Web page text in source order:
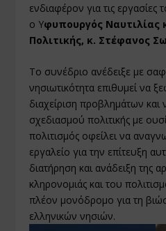
ενδιαφέρον για τις εργασίες
ο Υφυπουργός Ναυτιλίας
Πολιτικής, κ. Στέφανος
Το συνέδριο ανέδειξε με
νησιωτικότητα επιθυμεί να
διαχείριση προβλημάτων και
σχεδιασμού πολιτικής με
πολιτισμός οφείλει να
εργαλείο για την επίτευξη
διατήρηση και ανάδειξη της
κληρονομιάς και του
πλέον μονόδρομο για τη
ελληνικών νησιών.